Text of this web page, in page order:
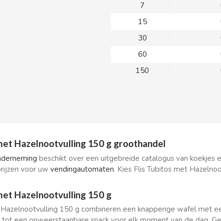
7
15
30
60
150
Hazelnootvulling 150 g groothandel
beschikt over een uitgebreide catalogus van koekjes
voor uw vendingautomaten. Kies Flis Tubitos met
Hazelnootvulling 150 g
150 g combineren een knapperige wafel met